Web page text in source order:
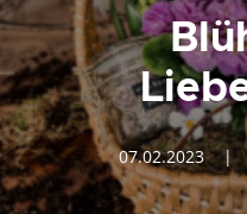
07.02.2023 |